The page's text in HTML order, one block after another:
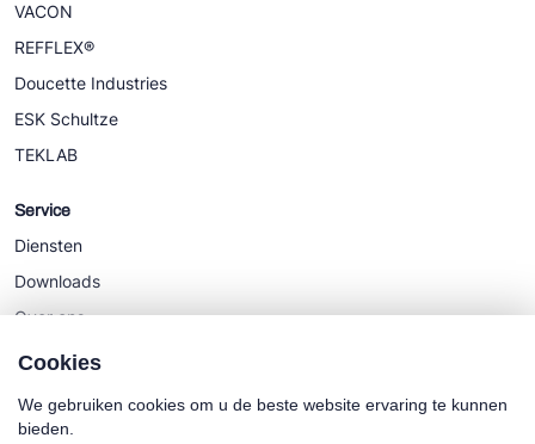
VACON
REFFLEX®
Doucette Industries
ESK Schultze
TEKLAB
Service
Diensten
Downloads
Over ons
Nieuws
Cookies
We gebruiken cookies om u de beste website ervaring te kunnen
bieden.